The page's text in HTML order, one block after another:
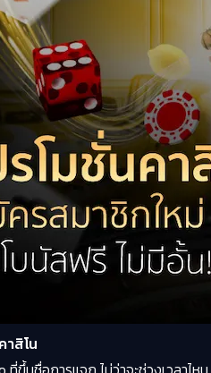
สิโน